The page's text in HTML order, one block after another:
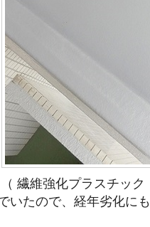
繊維強化プラスチック
いたので、経年劣化に